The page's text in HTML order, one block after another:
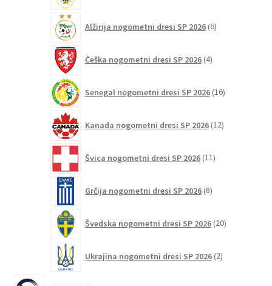
Alžirija nogometni dresi SP 2026 6izdelkov
Češka nogometni dresi SP 2026 4izdelki
Senegal nogometni dresi SP 2026 16izdelkov
Kanada nogometni dresi SP 2026 12izdelkov
Švica nogometni dresi SP 2026 11izdelkov
Grčija nogometni dresi SP 2026 8izdelkov
Švedska nogometni dresi SP 2026 20izdelkov
Ukrajina nogometni dresi SP 2026 2izdelka